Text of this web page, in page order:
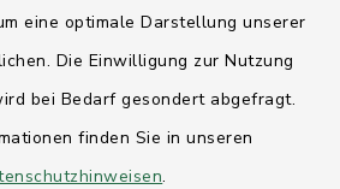
eine optimale Darstellung unserer
Die Einwilligung zur Nutzung
bei Bedarf gesondert abgefragt.
finden Sie in unseren
.
Anfahrt
Datenschutz